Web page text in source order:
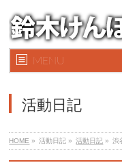
MENU
活動日記
HOME » 活動日記 » 活動日記 » 渋